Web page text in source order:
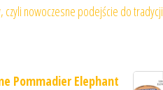
czyli nowoczesne podejście do tradycji
Pommadier Elephant